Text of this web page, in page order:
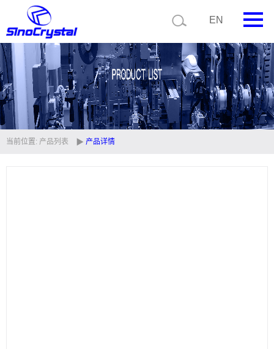
EN
首页
公司简介
产品中心
技术支持
当前位置: 产品列表 产品详情